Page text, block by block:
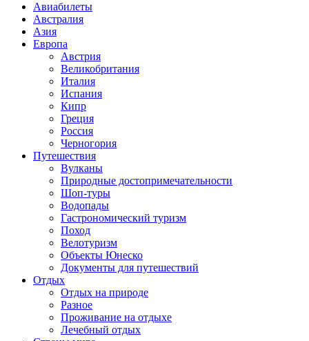
Авиабилеты
Австралия
Азия
Европа
Австрия
Великобритания
Италия
Испания
Кипр
Греция
Россия
Черногория
Путешествия
Вулканы
Природные достопримечательности
Шоп-туры
Водопады
Гастрономический туризм
Поход
Велотуризм
Объекты Юнеско
Документы для путешествий
Отдых
Отдых на природе
Разное
Проживание на отдыхе
Лечебный отдых